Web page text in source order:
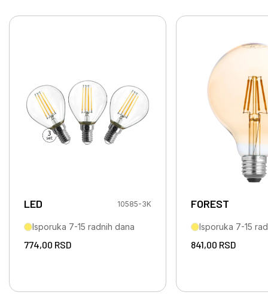
LED 10585-3K
Isporuka 7-15 radnih dana
774,00 RSD
FOREST
Isporuka 7-15
841,00 RSD